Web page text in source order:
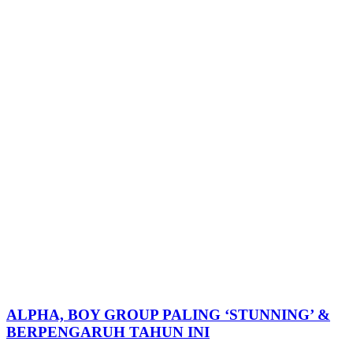
ALPHA, BOY GROUP PALING ‘STUNNING’ &
BERPENGARUH TAHUN INI